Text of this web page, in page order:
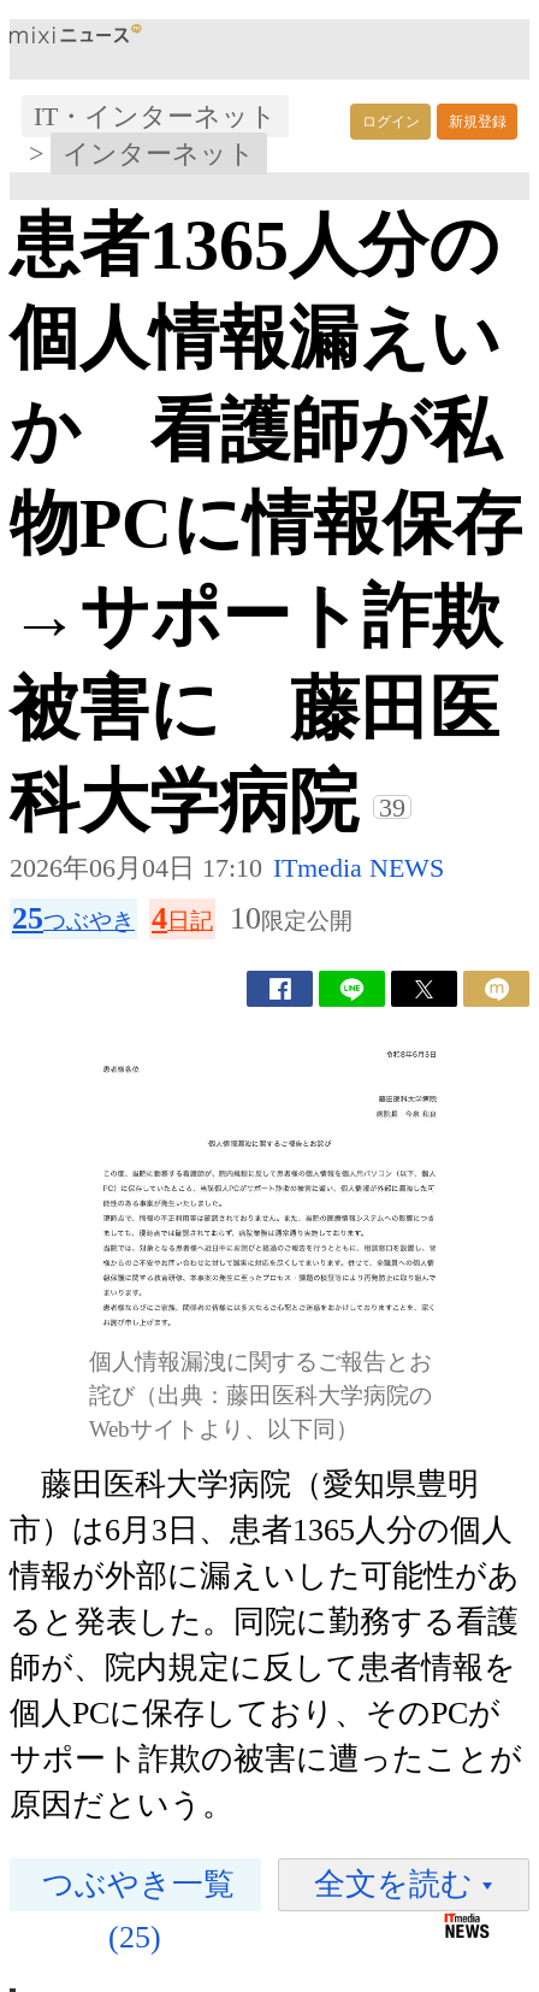
ログイン 新規登録
IT・インターネット
>
インターネット
患者1365人分の
個人情報漏えい
か 看護師が私
物PCに情報保存
→サポート詐欺
被害に 藤田医
科大学病院
39
2026年06月04日 17:10 ITmedia NEWS
25つぶやき 4日記 10限定公開
個人情報漏洩に関するご報告とお
詫び（出典：藤田医科大学病院の
Webサイトより、以下同）
藤田医科大学病院（愛知県豊明
市）は6月3日、患者1365人分の個人
情報が外部に漏えいした可能性があ
ると発表した。同院に勤務する看護
師が、院内規定に反して患者情報を
個人PCに保存しており、そのPCが
サポート詐欺の被害に遭ったことが
原因だという。
つぶやき一覧
(25)
全文を読む